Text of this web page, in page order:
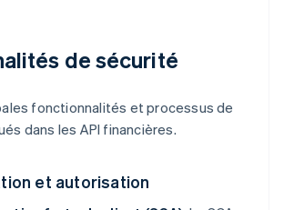
de sécurité
fonctionnalités et processus de
dans les API financières.
et autorisation